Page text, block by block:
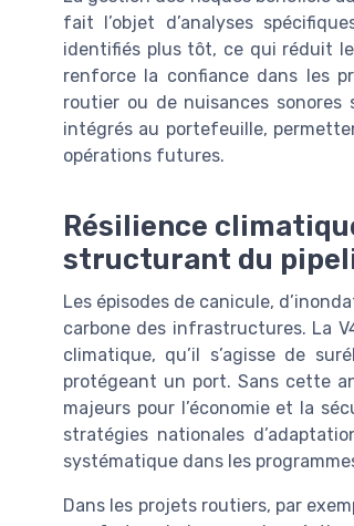
fait l’objet d’analyses
identifiés plus tôt, ce qui réduit
renforce la confiance dans les
routier ou de nuisances
intégrés au portefeuille,
opérations futures.
Résilience
structurant du
Les épisodes de canicule,
carbone des infrastructures. La
climatique, qu’il s’agisse de
protégeant un port. Sans cette
majeurs pour l’économie et la
stratégies nationales
systématique dans les
Dans les projets routiers, par